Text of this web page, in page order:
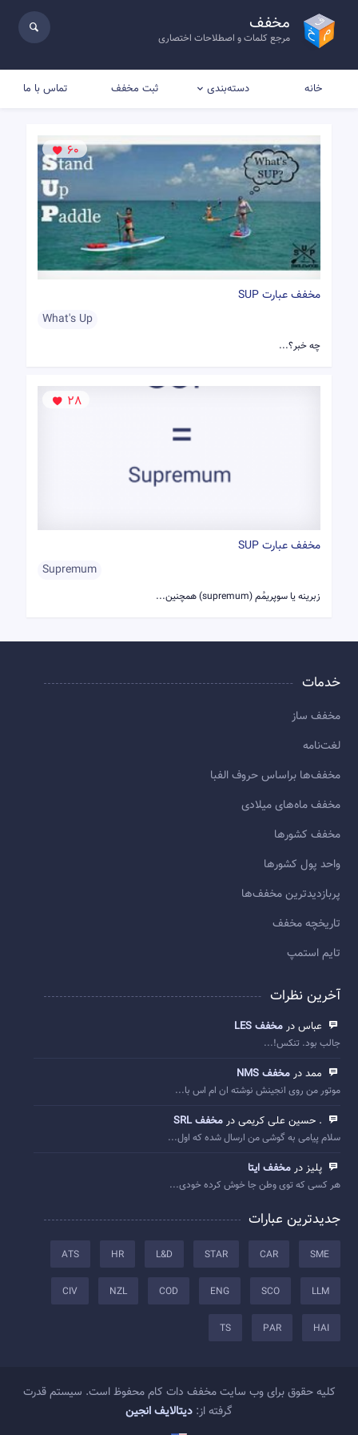
مخفف
مرجع کلمات و اصطلاحات اختصاری
خانه دسته‌بندی ثبت مخفف تماس با ما
60
مخفف عبارت SUP
What's Up
چه خبر؟...
28
مخفف عبارت SUP
Supremum
زبرینه یا سوپریمُم (supremum) همچنین...
خدمات
مخفف ساز
لغت‌نامه
مخفف‌ها براساس حروف الفبا
مخفف ماه‌های میلادی
مخفف کشورها
واحد پول کشورها
پربازديدترين مخفف‌ها
تاريخچه مخفف
تایم استمپ
آخرین نظرات
عباس در مخفف LES
جالب بود. تنکس!...
ممد در مخفف NMS
موتور من روی انجینش نوشته ان ام اس با...
. حسین علی کریمی در مخفف SRL
سلام پیامی به گوشی من ارسال شده که اول...
پلیز در مخفف ایتا
هر کسی که توی وطن جا خوش کرده خودی...
جدیدترین عبارات
SME
CAR
STAR
L&D
HR
ATS
LLM
SCO
ENG
COD
NZL
CIV
HAI
PAR
TS
کلیه حقوق برای وب سایت مخفف دات کام محفوظ است. سیستم قدرت
گرفته از: دیتالایف انجین